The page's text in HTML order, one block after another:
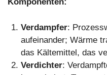
Verdampfer:
aufeinander; Wärme
das Kältemittel, das
Verdichter: